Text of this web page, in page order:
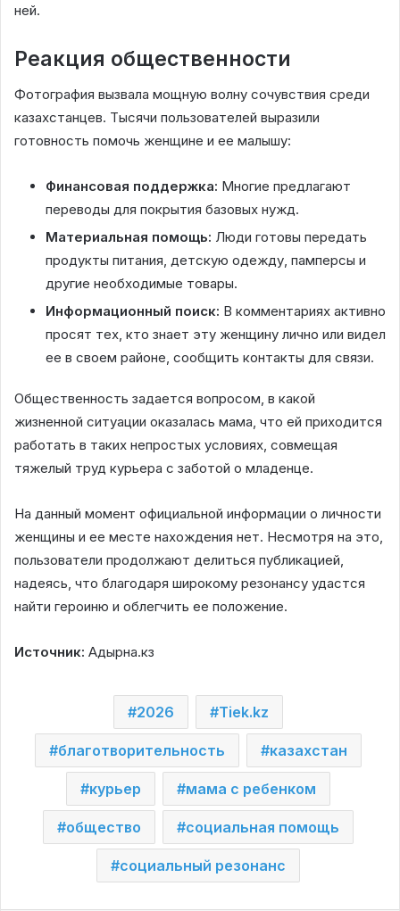
ней.
Реакция общественности
Фотография вызвала мощную волну сочувствия среди
казахстанцев. Тысячи пользователей выразили
готовность помочь женщине и ее малышу:
Финансовая поддержка: Многие предлагают
переводы для покрытия базовых нужд.
Материальная помощь: Люди готовы передать
продукты питания, детскую одежду, памперсы и
другие необходимые товары.
Информационный поиск: В комментариях активно
просят тех, кто знает эту женщину лично или видел
ее в своем районе, сообщить контакты для связи.
Общественность задается вопросом, в какой
жизненной ситуации оказалась мама, что ей приходится
работать в таких непростых условиях, совмещая
тяжелый труд курьера с заботой о младенце.
На данный момент официальной информации о личности
женщины и ее месте нахождения нет. Несмотря на это,
пользователи продолжают делиться публикацией,
надеясь, что благодаря широкому резонансу удастся
найти героиню и облегчить ее положение.
Источник: Адырна.кз
2026 Tiek.kz
благотворительность казахстан
курьер мама с ребенком
общество социальная помощь
социальный резонанс